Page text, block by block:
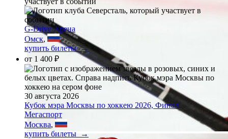
G-Drive Арена
Омск,
купить билеты →
от 1 400 ₽
30 августа 2026
Кубок мэра Москвы по хоккею 2026, Финал
Мегаспорт
Москва,
купить билеты →